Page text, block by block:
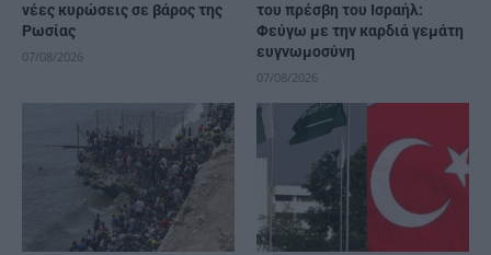
νέες κυρώσεις σε βάρος της
Ρωσίας
07/08/2026
του πρέσβη του Ισραήλ:
Φεύγω με την καρδιά γεμάτη
ευγνωμοσύνη
07/08/2026